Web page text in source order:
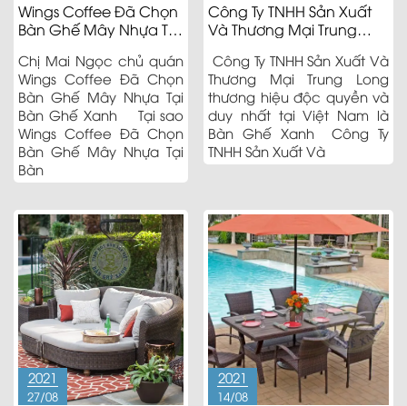
Wings Coffee Đã Chọn
Bàn Ghế Mây Nhựa Tại
Chị Mai Ngọc chủ quán
Wings Coffee Đã Chọn
Bàn Ghế Mây Nhựa Tại
Bàn Ghế Xanh Tại sao
Wings Coffee Đã Chọn
Bàn Ghế Mây Nhựa Tại
Bàn
Công Ty TNHH Sản Xuất
Và Thương Mại Trung
Công Ty TNHH Sản Xuất Và
Thương Mại Trung Long
thương hiệu độc quyền và
duy nhất tại Việt Nam là
Bàn Ghế Xanh Công Ty
TNHH Sản Xuất Và
2021
27/08
2021
14/08